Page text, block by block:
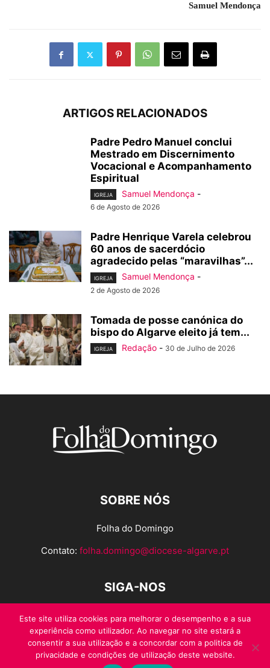
Samuel Mendonça
ARTIGOS RELACIONADOS
Padre Pedro Manuel conclui
Mestrado em Discernimento
Vocacional e Acompanhamento
Espiritual
IGREJA Samuel Mendonça -
6 de Agosto de 2026
Padre Henrique Varela celebrou
60 anos de sacerdócio
agradecido pelas “maravilhas”...
IGREJA Samuel Mendonça -
2 de Agosto de 2026
Tomada de posse canónica do
bispo do Algarve eleito já tem...
IGREJA Redação - 30 de Julho de 2026
SOBRE NÓS
Folha do Domingo
Contato: folha.domingo@diocese-algarve.pt
SIGA-NOS
Este site utiliza cookies para melhorar o desempenho e a sua
experiência como utilizador. Ao navegar no site estará a
consentir a sua utilização e a concordar com a politica de
privacidade e condições de utilização deste website.